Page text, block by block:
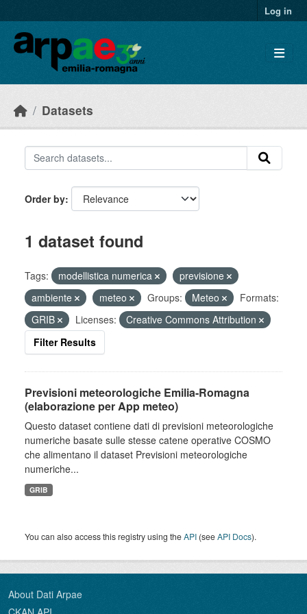
Log in
Datasets
Order by
1 dataset found
Tags: modellistica numerica
previsione
ambiente
meteo Groups: Meteo
Formats:
GRIB
Licenses:
Creative Commons Attribution
Filter Results
Previsioni meteorologiche Emilia-Romagna
(elaborazione per App meteo)
Questo dataset contiene dati di previsioni meteorologiche
numeriche basate sulle stesse catene operative COSMO
che alimentano il dataset Previsioni meteorologiche
numeriche...
GRIB
You can also access this registry using theAPI (seeAPI Docs).
About Dati Arpae